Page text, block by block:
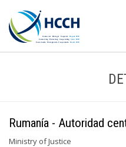
Rumanía - Autoridad
Ministry of Justice